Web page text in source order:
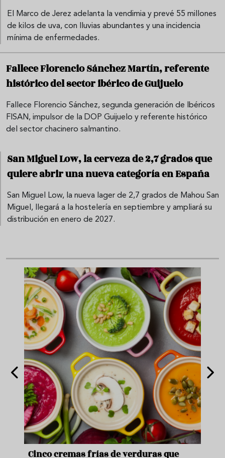
El Marco de Jerez adelanta la vendimia y prevé 55 millones
de kilos de uva, con lluvias abundantes y una incidencia
mínima de enfermedades.
Fallece Florencio Sánchez Martín, referente
histórico del sector ibérico de Guijuelo
Fallece Florencio Sánchez, segunda generación de Ibéricos
FISAN, impulsor de la DOP Guijuelo y referente histórico
del sector chacinero salmantino.
San Miguel Low, la cerveza de 2,7 grados que
quiere abrir una nueva categoría en España
San Miguel Low, la nueva lager de 2,7 grados de Mahou San
Miguel, llegará a la hostelería en septiembre y ampliará su
distribución en enero de 2027.
Cinco cremas frías de verduras que